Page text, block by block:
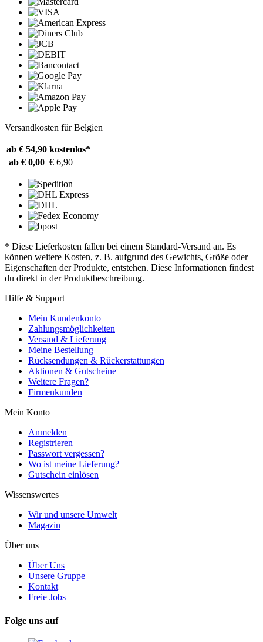
Versandkosten für Belgien
ab € 54,90 kostenlos*
ab € 0,00 € 6,90
* Diese Lieferkosten fallen bei einem Standard-Versand an. Es
können weitere Kosten, z. B. aufgrund des Gewichts, Größe oder
Eigenschaften der Produkte, entstehen. Diese Informationen findest
du direkt in der Produktbeschreibung.
Hilfe & Support
Mein Kundenkonto
Zahlungsmöglichkeiten
Versand & Lieferung
Meine Bestellung
Rücksendungen & Rückerstattungen
Aktionen & Gutscheine
Weitere Fragen?
Firmenkunden
Mein Konto
Anmelden
Registrieren
Passwort vergessen?
Wo ist meine Lieferung?
Gutschein einlösen
Wissenswertes
Wir und unsere Umwelt
Magazin
Über uns
Über Uns
Unsere Gruppe
Kontakt
Freie Jobs
Folge uns auf